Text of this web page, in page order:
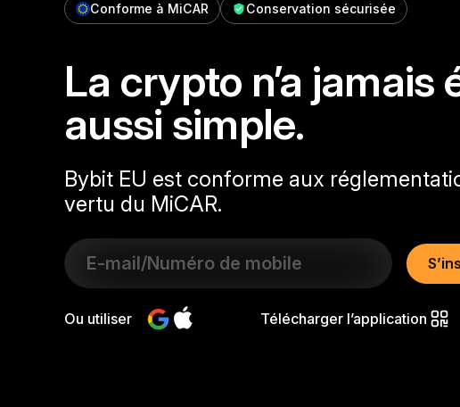
Conforme à MiCAR Conservation sécurisée
La crypto n’a jamais
aussi simple.
Bybit EU est conforme aux
vertu du MiCAR.
Ou utiliser Télécharger l’application